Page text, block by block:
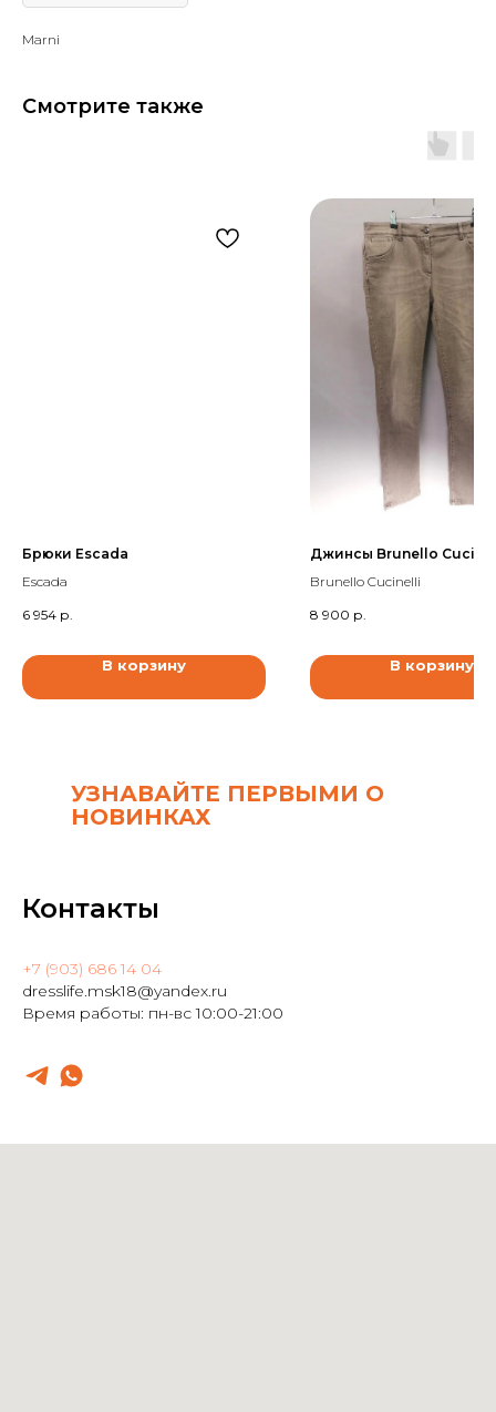
Marni
Смотрите также
Брюки Escada
Escada
6 954 р.
В корзину
Джинсы Brunello
Brunello Cucinelli
8 900 р.
В корзину
УЗНАВАЙТЕ ПЕРВЫМИ О
НОВИНКАХ
Контакты
+7 (903) 686 14 04
dresslife.msk18@yandex.ru
Время работы: пн-вс 10:00-21:00